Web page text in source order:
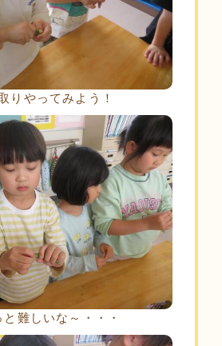
りやってみよう！
と難しいな～・・・